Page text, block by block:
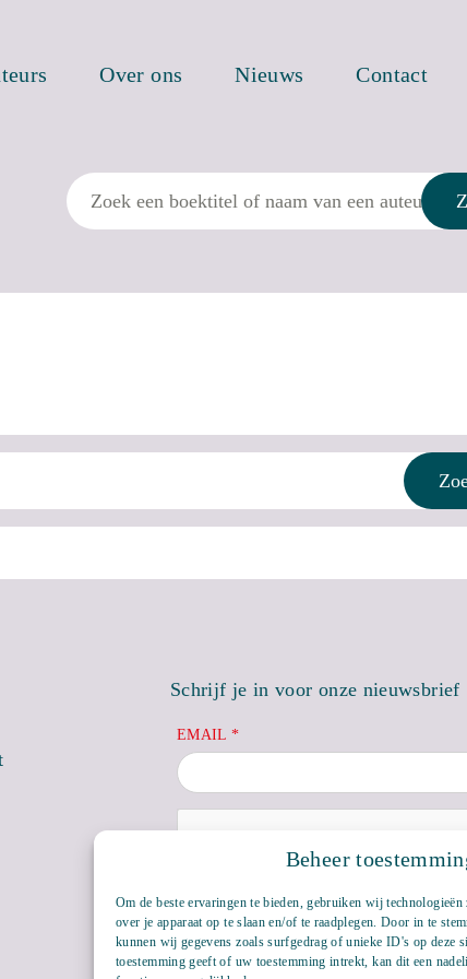
Beheer
Om de beste ervaringen te bieden, gebruiken wij
over je apparaat op te slaan en/of te raadplegen. Door in te
kunnen wij gegevens zoals surfgedrag of unieke ID's op deze
toestemming geeft of uw toestemming intrekt, kan dit een
Over ons Nieuws Contact
Zoek
Schrijf je in voor onze nieuwsbrief
EMAIL *